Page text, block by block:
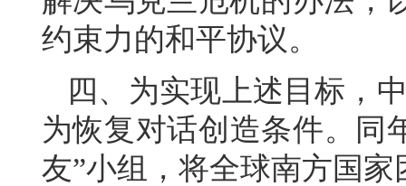
约束力的和平协议。
四、为实现上述目标，
为恢复对话创造条件。同
友”小组，将全球南方国家